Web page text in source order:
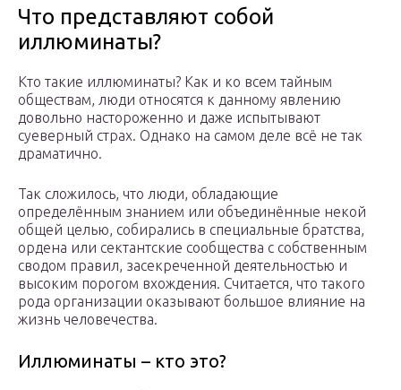
Что представляют собой
иллюминаты?
Кто такие иллюминаты? Как и ко всем тайным
обществам, люди относятся к данному явлению
довольно настороженно и даже испытывают
суеверный страх. Однако на самом деле всё не так
драматично.
Так сложилось, что люди, обладающие
определённым знанием или объединённые некой
общей целью, собирались в специальные братства,
ордена или сектантские сообщества с собственным
сводом правил, засекреченной деятельностью и
высоким порогом вхождения. Считается, что такого
рода организации оказывают большое влияние на
жизнь человечества.
Иллюминаты – кто это?